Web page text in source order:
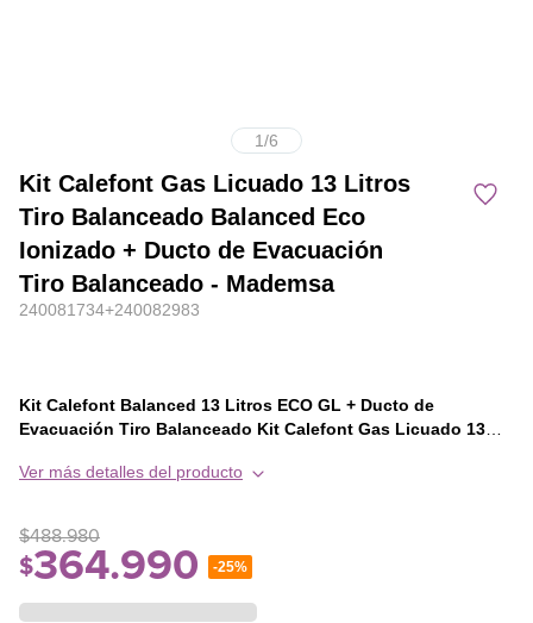
1/6
Kit Calefont Gas Licuado 13 Litros
Tiro Balanceado Balanced Eco
Ionizado + Ducto de Evacuación
Tiro Balanceado - Mademsa
240081734+240082983
Kit Calefont Balanced 13 Litros ECO GL + Ducto de
Evacuación Tiro Balanceado Kit Calefont Gas Licuado 13
Evacuación Tiro Balanceado
Sensor de flujo de agua
agua en su calefón y la activación del sistema de encendido de
forma segura.Válvula de gas modulante
consumo de gas de forma eficiente, permitiendo disfrutar de una
Ver más detalles del producto
$488.980
$364.990 -25%